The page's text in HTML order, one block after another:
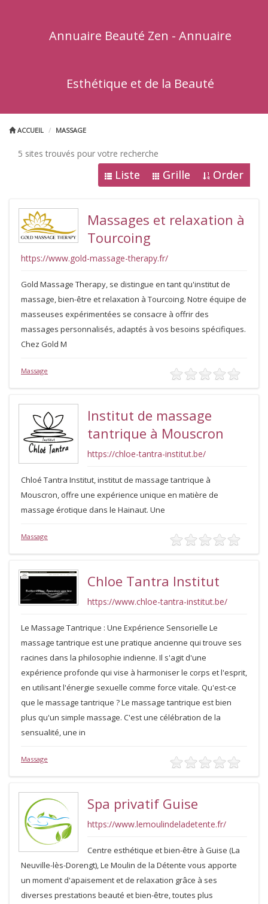
Annuaire Beauté Zen - Annuaire
Esthétique et de la Beauté
ACCUEIL MASSAGE
5 sites trouvés pour votre recherche
Liste Grille Order
Massages et relaxation à
Tourcoing
https://www.gold-massage-therapy.fr/
Gold Massage Therapy, se distingue en tant qu'institut de
massage, bien-être et relaxation à Tourcoing. Notre équipe de
masseuses expérimentées se consacre à offrir des
massages personnalisés, adaptés à vos besoins spécifiques.
Chez Gold M
Massage
Institut de massage
tantrique à Mouscron
https://chloe-tantra-institut.be/
Chloé Tantra Institut, institut de massage tantrique à
Mouscron, offre une expérience unique en matière de
massage érotique dans le Hainaut. Une
Massage
Chloe Tantra Institut
https://www.chloe-tantra-institut.be/
Le Massage Tantrique : Une Expérience Sensorielle Le
massage tantrique est une pratique ancienne qui trouve ses
racines dans la philosophie indienne. Il s'agit d'une
expérience profonde qui vise à harmoniser le corps et l'esprit,
en utilisant l'énergie sexuelle comme force vitale. Qu'est-ce
que le massage tantrique ? Le massage tantrique est bien
plus qu'un simple massage. C'est une célébration de la
sensualité, une in
Massage
Spa privatif Guise
https://www.lemoulindeladetente.fr/
Centre esthétique et bien-être à Guise (La
Neuville-lès-Dorengt), Le Moulin de la Détente vous apporte
un moment d'apaisement et de relaxation grâce à ses
diverses prestations beauté et bien-être, toutes plus